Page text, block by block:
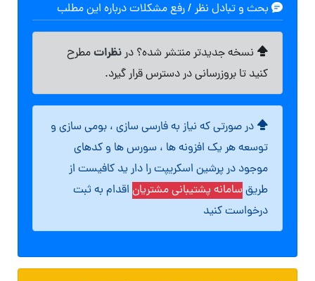
بحث و تبادل نظر / رفع مشکلات درباره این مطلب
نسخه جدیدتر منتشر شده؟ درنظراتمطرح
کنید تا بروزرسانی در دسترس قرار گیرد.
در صورتی که نیاز به فارسی سازی ، بومی سازی و
توسعه هر یک افزونه ها ، سورس ها و کدهای
موجود در پرشین اسکریپت را دار ید کافیست از
طریقسامانه پشتیبانی مشتریان اقدام به ثبت
درخواست کنید